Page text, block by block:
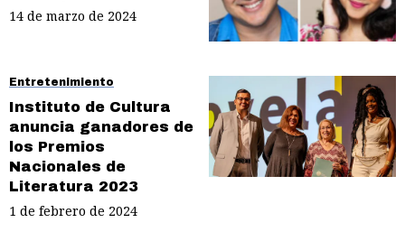
14 de marzo de 2024
Entretenimiento
Instituto de Cultura
anuncia ganadores de
los Premios
Nacionales de
Literatura 2023
1 de febrero de 2024